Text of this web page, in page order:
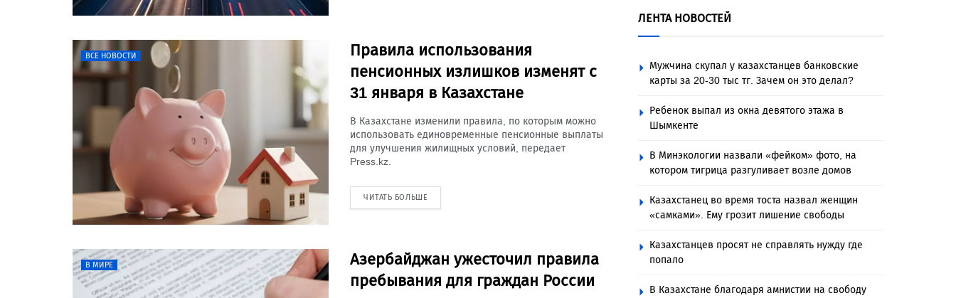
ВСЕ НОВОСТИ
Правила использования
пенсионных излишков изменят с
31 января в Казахстане
В Казахстане изменили правила, по которым можно
использовать единовременные пенсионные выплаты
для улучшения жилищных условий, передает
Press.kz.
ЧИТАТЬ БОЛЬШЕ
В МИРЕ
Азербайджан ужесточил правила
пребывания для граждан России
ЛЕНТА НОВОСТЕЙ
Мужчина скупал у казахстанцев банковские
карты за 20-30 тыс тг. Зачем он это делал?
Ребенок выпал из окна девятого этажа в
Шымкенте
В Минэкологии назвали «фейком» фото, на
котором тигрица разгуливает возле домов
Казахстанец во время тоста назвал женщин
«самками». Ему грозит лишение свободы
Казахстанцев просят не справлять нужду где
попало
В Казахстане благодаря амнистии на свободу